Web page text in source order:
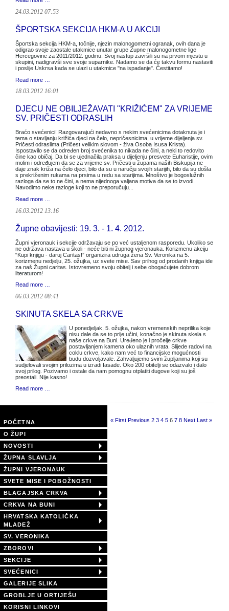
24.03.2012 07:53
ŠPORTSKA SEKCIJA HKM-A U AKCIJI
Športska sekcija HKM-a, točnije, njezin malonogometni ogranak, ovih dana je
odigrao svoje zaostale utakmice unutar grupe Župne malonogometne lige
Hercegovine za 2011/2012. godinu. Svoj nastup završili su na prvom mjestu u
skupini, nadigravši sve svoje suparnike. Nadamo se da će takvu formu nastaviti
i poslije Uskrsa kada se ulazi u utakmice "na ispadanje". Čestitamo!
Read more …
18.03.2012 16:01
DJECU NE OBILJEŽAVATI "KRIŽIĆEM" ZA VRIJEME
SV. PRIČESTI ODRASLIH
Braćo svećenici! Razgovarajući nedavno s nekim svećenicima dotaknuta je i
tema o stavljanju križića djeci na čelo, nepričesnicima, u vrijeme dijeljenja sv.
Pričesti odraslima (Pričest velikim slovom - živa Osoba Isusa Krista).
Ispostavilo se da određen broj svećenika to nikada ne čini, a neki to redovito
čine kao običaj. Da bi se ujednačila praksa u dijeljenju presvete Euharistije, ovim
molim i određujem da se za vrijeme sv. Pričesti u župama naših Biskupija ne
daje znak križa na čelo djeci, bilo da su u naručju svojih starijih, bilo da su došla
s prekriženim rukama na prsima u redu sa starijima. Mnoštvo je bogoslužnih
razloga da se to ne čini, a nema nijednoga valjana motiva da se to izvodi.
Navodimo neke razloge koji to ne preporučuju...
Read more …
16.03.2012 13:16
Župne obavijesti: 19. 3. - 1. 4. 2012.
Župni vjeronauk i sekcije održavaju se po već ustaljenom rasporedu. Ukoliko se
ne održava nastava u školi - neće biti ni župnog vjeronauka. Korizmenu akciju
“Kupi knjigu - daruj Caritas!” organizira udruga žena Sv. Veronika na 5.
korizmenu nedjelju, 25. ožujka, uz svete mise. Sav prihog od prodanih knjiga ide
za naš Župni caritas. Istovremeno svoju obitelj i sebe obogaćujete dobrom
literaturom!
Read more …
06.03.2012 08:41
SKINUTA SKELA SA CRKVE
U ponedjeljak, 5. ožujka, nakon vremenskih neprilika koje
nisu dale da se to prije učini, konačno je skinuta skela s
naše crkve na Buni. Uređeno je i pročelje crkve
postavljanjem kamena oko ulaznih vrata. Slijede radovi na
coklu crkve, kako nam već to financijske mogućnosti
budu dozvoljavale. Zahvaljujemo svim župljanima koji su
sudjelovali svojim prilozima u izradi fasade. Oko 200 obitelji se odazvalo i dalo
svoj prilog. Pozivamo i ostale da nam pomognu otplatiti dugove koji su još
preostali. Nije kasno!
Read more …
« First Previous 2 3 4 5 6 7 8 Next Last »
POČETNA
O ŽUPI
NOVOSTI
ŽUPNA SLAVLJA
ŽUPNI VJERONAUK
SVETE MISE I POBOŽNOSTI
BLAGAJSKA CRKVA
CRKVA NA BUNI
HRVATSKA KATOLIČKA
MLADEŽ
SV. VERONIKA
ZBOROVI
SEKCIJE
SVEĆENICI
GALERIJE SLIKA
GROBLJE U ORTIJEŠU
KORISNI LINKOVI